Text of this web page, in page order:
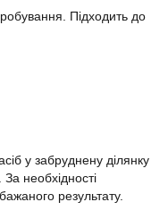
Підходить до
у забруднену ділянку
необхідності
результату.